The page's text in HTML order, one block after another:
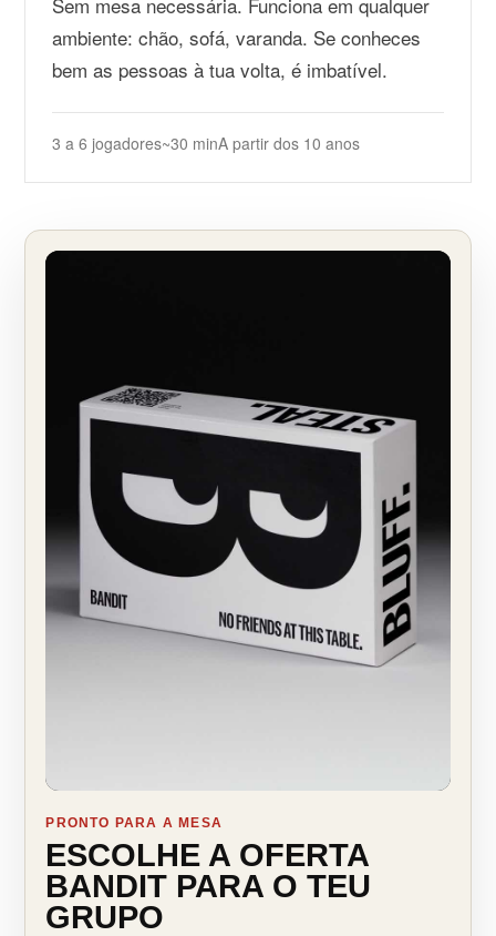
ambiente: chão, sofá, varanda. Se conheces
bem as pessoas à tua volta, é imbatível.
3 a 6 jogadores~30 minA partir dos 10 anos
PRONTO PARA A MESA
ESCOLHE A OFERTA
BANDIT PARA O TEU
GRUPO